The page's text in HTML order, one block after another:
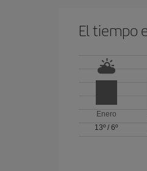
El tiempo
Enero
13º /6º